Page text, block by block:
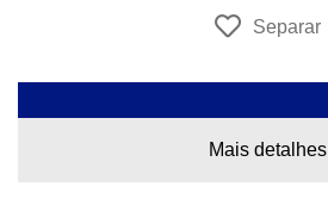
Separar
Mais detalhes